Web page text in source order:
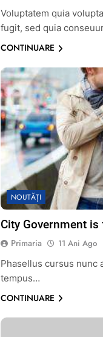
Voluptatem quia
fugit, sed quia
CONTINUARE
NOUTĂȚI
City Government
Primaria 11 Ani Ago
Phasellus cursus nunc
tempus…
CONTINUARE